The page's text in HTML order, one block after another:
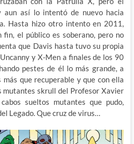
aun así lo intentó de nuevo hacia
Hasta hizo otro intento en 2011,
fin, el público es soberano, pero no
que Davis hasta tuvo su propia
y X-Men a finales de los 90
pestes de él lo más grande, a
más que recuperable y que con ella
mutantes skrull del Profesor Xavier
sueltos mutantes que pudo,
Legado. Que cruz de virus…